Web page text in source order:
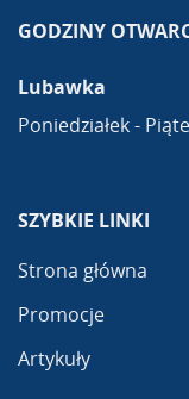
GODZINY
Lubawka
Poniedziałek -
SZYBKIE LINKI
Strona główna
Promocje
Artykuły